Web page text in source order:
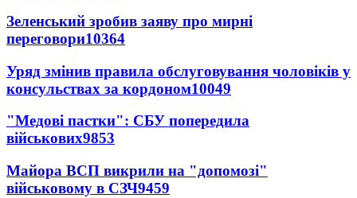
Зеленський зробив заяву про мирні
переговори10364
Уряд змінив правила обслуговування чоловіків у
консульствах за кордоном10049
"Медові пастки": СБУ попередила
військових9853
Майора ВСП викрили на "допомозі"
військовому в СЗЧ9459